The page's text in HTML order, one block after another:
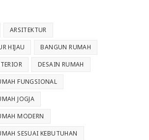
ARSITEKTUR
HIJAU BANGUN RUMAH
DESAIN RUMAH
FUNGSIONAL
JOGJA
MODERN
SESUAI KEBUTUHAN